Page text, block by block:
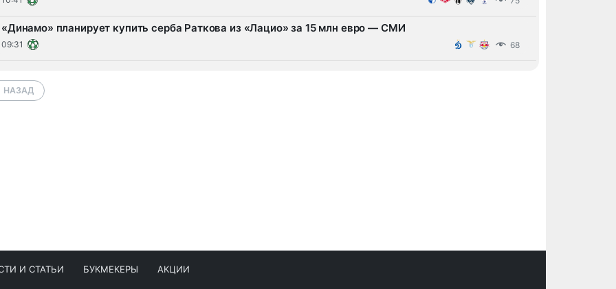
«Динамо» планирует купить серба Раткова из «Лацио» за 15 млн евро — СМИ
09:31 68
НАЗАД
И СТАТЬИ БУКМЕКЕРЫ АКЦИИ